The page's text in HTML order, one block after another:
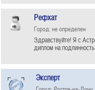
Рефхат
Город: не определен
Здравствуйте! Я с
диплом на
Эксперт